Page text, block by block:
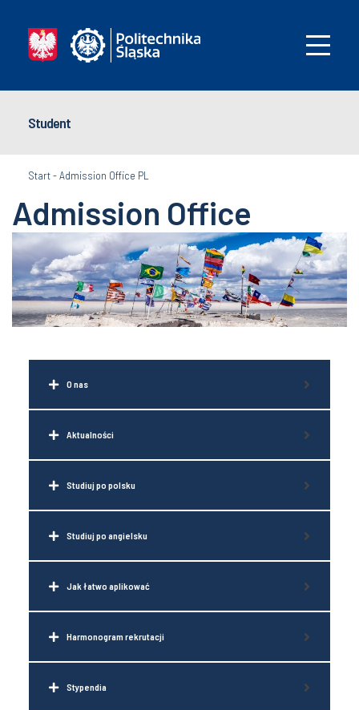
Student
Start-Admission Office PL
Admission Office
O nas
Aktualności
Studiuj po polsku
Studiuj po angielsku
Jak łatwo aplikować
Harmonogram rekrutacji
Stypendia